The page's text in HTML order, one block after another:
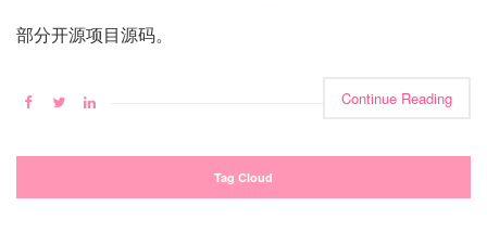
部分开源项目源码。
Continue Reading
Tag Cloud